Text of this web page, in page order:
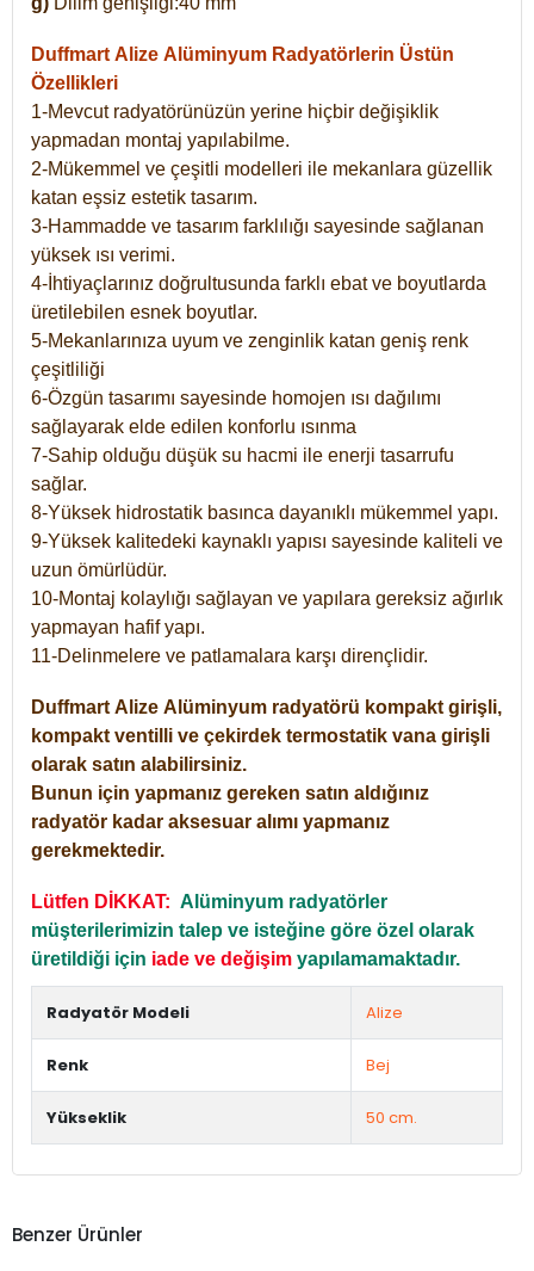
Duffmart Alize Alüminyum Radyatörlerin Üstün
Özellikleri
1-Mevcut radyatörünüzün yerine hiçbir değişiklik
yapmadan montaj yapılabilme.
2-Mükemmel ve çeşitli modelleri ile mekanlara güzellik
katan eşsiz estetik tasarım.
3-Hammadde ve tasarım farklılığı sayesinde sağlanan
yüksek ısı verimi.
4-İhtiyaçlarınız doğrultusunda farklı ebat ve boyutlarda
üretilebilen esnek boyutlar.
5-Mekanlarınıza uyum ve zenginlik katan geniş renk
çeşitliliği
6-Özgün tasarımı sayesinde homojen ısı dağılımı
sağlayarak elde edilen konforlu ısınma
7-Sahip olduğu düşük su hacmi ile enerji tasarrufu
sağlar.
8-Yüksek hidrostatik basınca dayanıklı mükemmel yapı.
9-Yüksek kalitedeki kaynaklı yapısı sayesinde kaliteli ve
uzun ömürlüdür.
10-Montaj kolaylığı sağlayan ve yapılara gereksiz ağırlık
yapmayan hafif yapı.
11-Delinmelere ve patlamalara karşı dirençlidir.
Duffmart Alize Alüminyum radyatörü kompakt girişli,
kompakt ventilli ve çekirdek termostatik vana girişli
olarak satın alabilirsiniz.
Bunun için yapmanız gereken satın aldığınız
radyatör kadar aksesuar alımı yapmanız
gerekmektedir.
Lütfen DİKKAT: Alüminyum radyatörler
müşterilerimizin talep ve isteğine göre özel olarak
üretildiği için iade ve değişim yapılamamaktadır.
Radyatör Modeli Alize
Renk Bej
Yükseklik 50 cm.
Benzer Ürünler